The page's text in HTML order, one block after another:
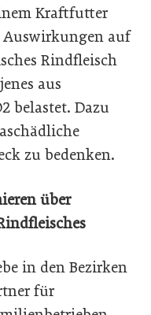
Kraftfutter
Auswirkungen auf
Rindfleisch
aus
belastet. Dazu
zu bedenken.
über
in den Bezirken
für